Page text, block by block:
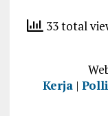
33 total
Kerja |